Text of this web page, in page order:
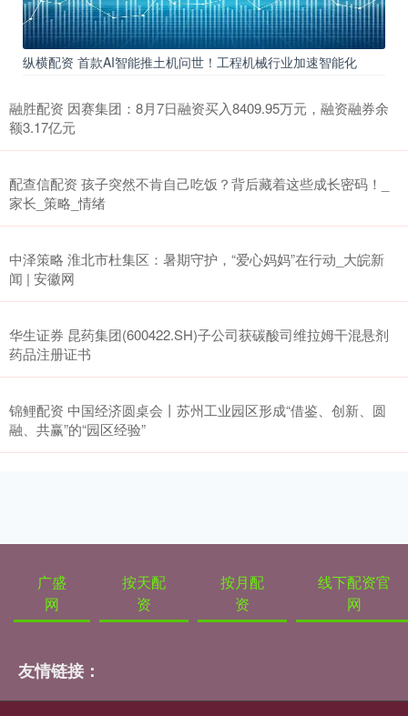
纵横配资 首款AI智能推土机问世！工程机械行业加速智能化
融胜配资 因赛集团：8月7日融资买入8409.95万元，融资融券余
额3.17亿元
配查信配资 孩子突然不肯自己吃饭？背后藏着这些成长密码！_
家长_策略_情绪
中泽策略 淮北市杜集区：暑期守护，“爱心妈妈”在行动_大皖新
闻 | 安徽网
华生证券 昆药集团(600422.SH)子公司获碳酸司维拉姆干混悬剂
药品注册证书
锦鲤配资 中国经济圆桌会丨苏州工业园区形成“借鉴、创新、圆
融、共赢”的“园区经验”
广盛
网
按天配
资
按月配
资
线下配资官
网
友情链接：